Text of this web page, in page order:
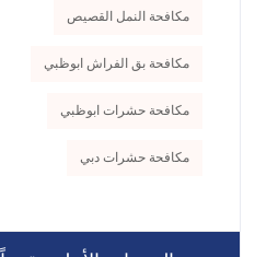
مكافحة النمل القصيص
مكافحة بق الفراش ابوظبي
مكافحة حشرات ابوظبي
مكافحة حشرات دبي